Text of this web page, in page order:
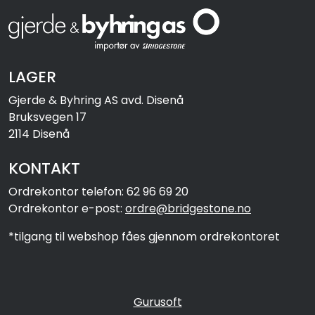
LAGER
Gjerde & Byhring AS avd. Disenå
Bruksvegen 17
2114 Disenå
KONTAKT
Ordrekontor telefon: 62 96 69 20
Ordrekontor e-post: ordre@bridgestone.no
*tilgang til webshop fåes gjennom ordrekontoret
Gurusoft